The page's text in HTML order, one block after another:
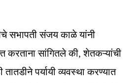
सभापती संजय काळे यांनी
करताना सांगितले की, शेतकऱ्यांची
पर्यायी व्यवस्था करण्यात